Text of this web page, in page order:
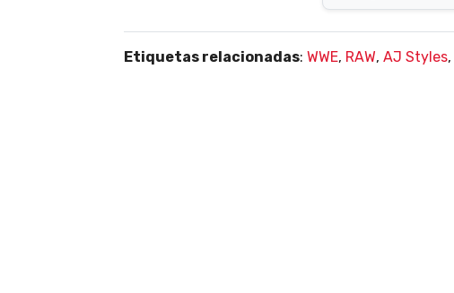
Etiquetas relacionadas: WWE, RAW, AJ Styles,